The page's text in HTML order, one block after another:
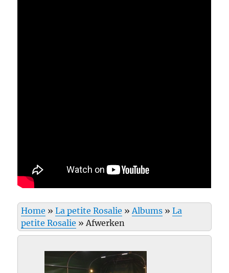
Home »La petite Rosalie »Albums »La
petite Rosalie »Afwerken